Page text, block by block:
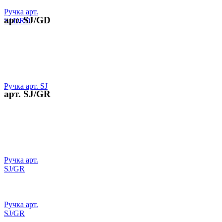
Ручка арт.
SJ/DRD
арт. SJ/GD
Ручка арт. SJ
арт. SJ/GR
Ручка арт.
SJ/GR
Ручка арт.
SJ/GR